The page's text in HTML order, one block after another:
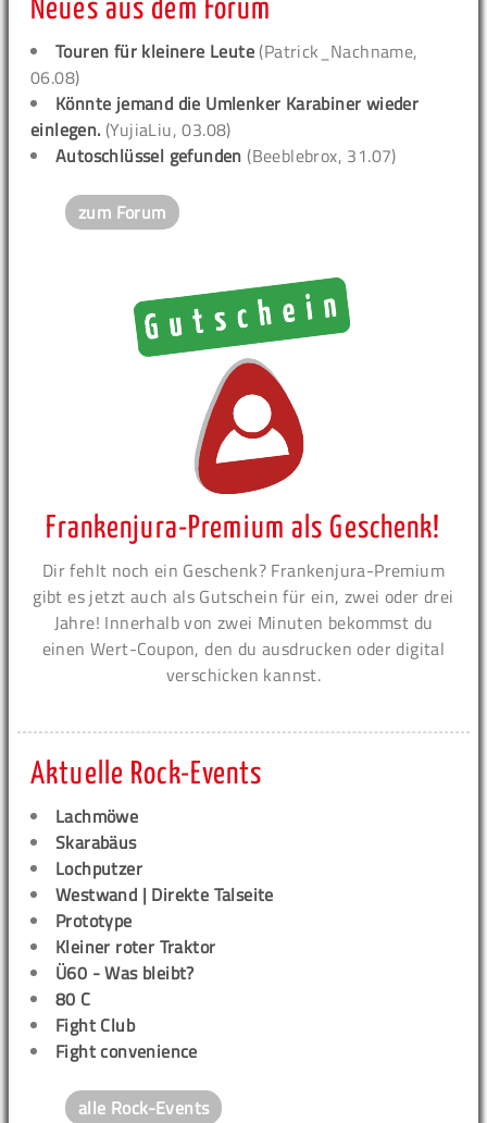
Neues aus dem Forum
Touren für kleinere Leute (Patrick_Nachname,
06.08)
Könnte jemand die Umlenker Karabiner wieder
einlegen. (YujiaLiu, 03.08)
Autoschlüssel gefunden (Beeblebrox, 31.07)
zum Forum
Frankenjura-Premium als Geschenk!
Dir fehlt noch ein Geschenk? Frankenjura-Premium
gibt es jetzt auch als Gutschein für ein, zwei oder drei
Jahre! Innerhalb von zwei Minuten bekommst du
einen Wert-Coupon, den du ausdrucken oder digital
verschicken kannst.
Aktuelle Rock-Events
Lachmöwe
Skarabäus
Lochputzer
Westwand | Direkte Talseite
Prototype
Kleiner roter Traktor
Ü60 - Was bleibt?
80 C
Fight Club
Fight convenience
alle Rock-Events